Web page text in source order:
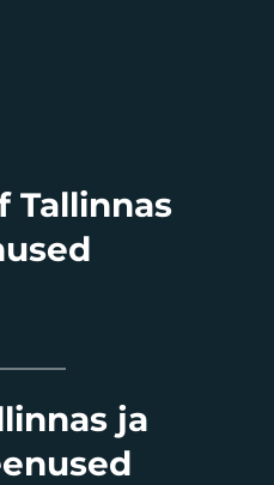
Tallinnas
ja